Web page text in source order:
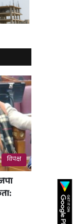
विपक्ष